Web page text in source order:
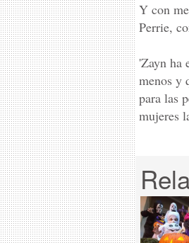
Y con
Perrie,
'Zayn ha
menos y
para las
mujeres